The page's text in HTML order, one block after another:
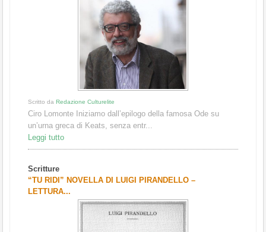
Scritto da Redazione Culturelite
Ciro Lomonte Iniziamo dall’epilogo della famosa Ode su
un’urna greca di Keats, senza entr...
Leggi tutto
Scritture
“TU RIDI” NOVELLA DI LUIGI PIRANDELLO –
LETTURA...